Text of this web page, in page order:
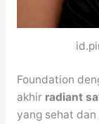
Foundation
akhir radiant
yang sehat